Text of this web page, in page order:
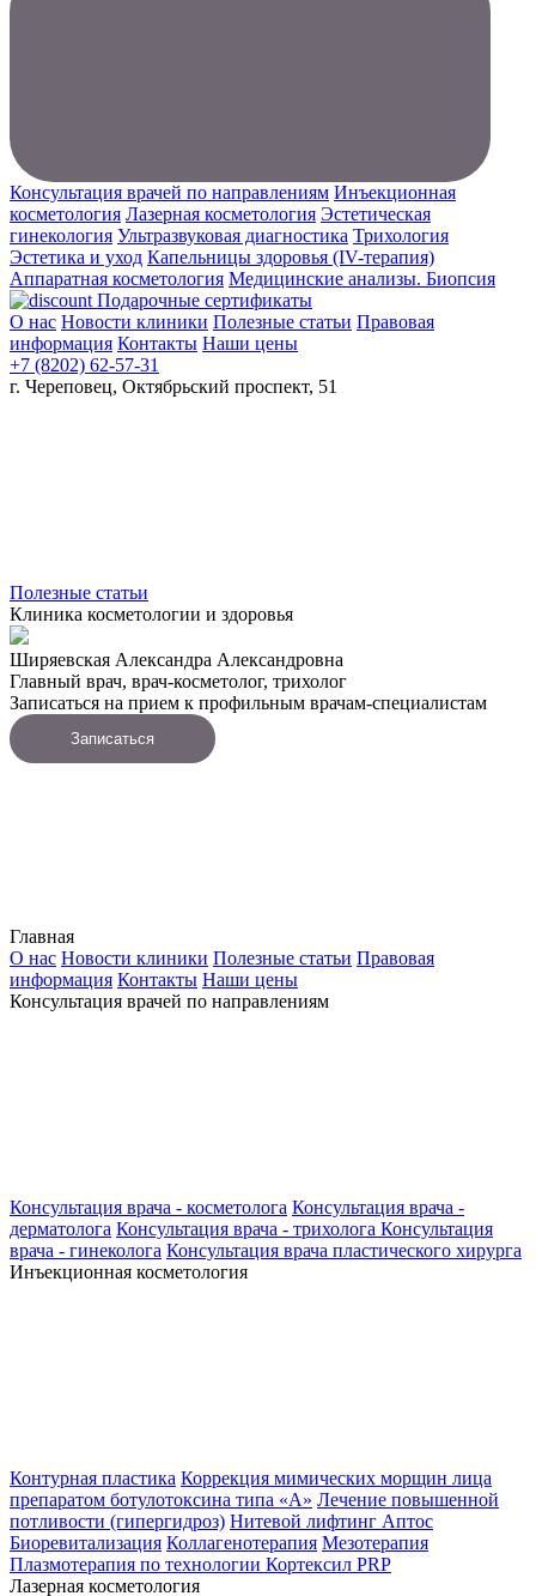
Консультация врачей по направлениям Инъекционная
косметология Лазерная косметология Эстетическая
гинекология Ультразвуковая диагностика Трихология
Эстетика и уход Капельницы здоровья (IV-терапия)
Аппаратная косметология Медицинские анализы. Биопсия
Подарочные сертификаты
О нас Новости клиники Полезные статьи Правовая
информация Контакты Наши цены
+7 (8202) 62-57-31
г. Череповец, Октябрьский проспект, 51
Полезные статьи
Клиника косметологии и здоровья
Ширяевская Александра Александровна
Главный врач, врач-косметолог, трихолог
Записаться на прием к профильным врачам-специалистам
Записаться
Главная
О нас Новости клиники Полезные статьи Правовая
информация Контакты Наши цены
Консультация врачей по направлениям
Консультация врача - косметолога Консультация врача -
дерматолога Консультация врача - трихолога Консультация
врача - гинеколога Консультация врача пластического хирурга
Инъекционная косметология
Контурная пластика Коррекция мимических морщин лица
препаратом ботулотоксина типа «А» Лечение повышенной
потливости (гипергидроз) Нитевой лифтинг Аптос
Биоревитализация Коллагенотерапия Мезотерапия
Плазмотерапия по технологии Кортексил PRP
Лазерная косметология